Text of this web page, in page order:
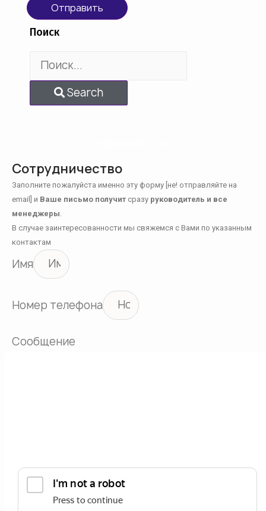
Отправить
Поиск
Search
Сотрудничество
Заполните пожалуйста именно эту форму [не! отправляйте на
email] и Ваше письмо получит сразу руководитель и все
менеджеры
В случае заинтересованности мы свяжемся с Вами по указанным
контактам
Имя
Номер телефона
Сообщение